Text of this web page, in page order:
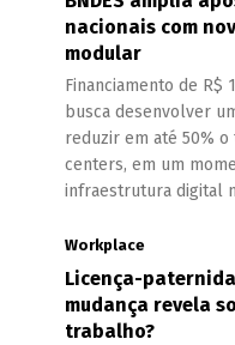
nacionais com
modular
Financiamento de R$
busca desenvolver
reduzir em até 50%
centers, em um
infraestrutura digital
Workplace
Licença-
mudança revela
trabalho?